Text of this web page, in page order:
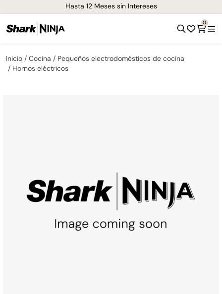
Hasta 12 Meses sin Intereses
0
Inicio Cocina
Pequeños electrodomésticos de cocina
Hornos eléctricos